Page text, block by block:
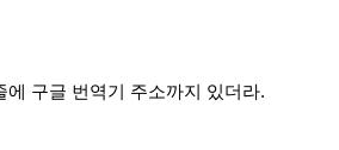
에 구글 번역기 주소까지 있더라.